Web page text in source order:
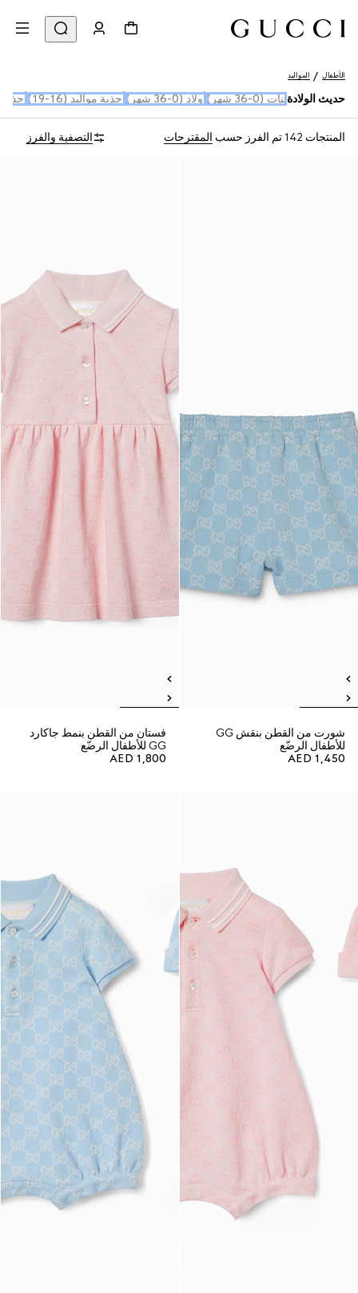
الأطفال المواليد
حديث الولادة بنات (0-36 شهر) أولاد (0-36 شهر) أحذية مواليد (16-19) أحذية
المنتجات 142 تم الفرز حسب المقترحات التصفية والفرز
شورت من القطن بنقش GG
للأطفال الرضّع
AED 1,450
فستان من القطن بنمط جاكارد
GG للأطفال الرضّع
AED 1,800